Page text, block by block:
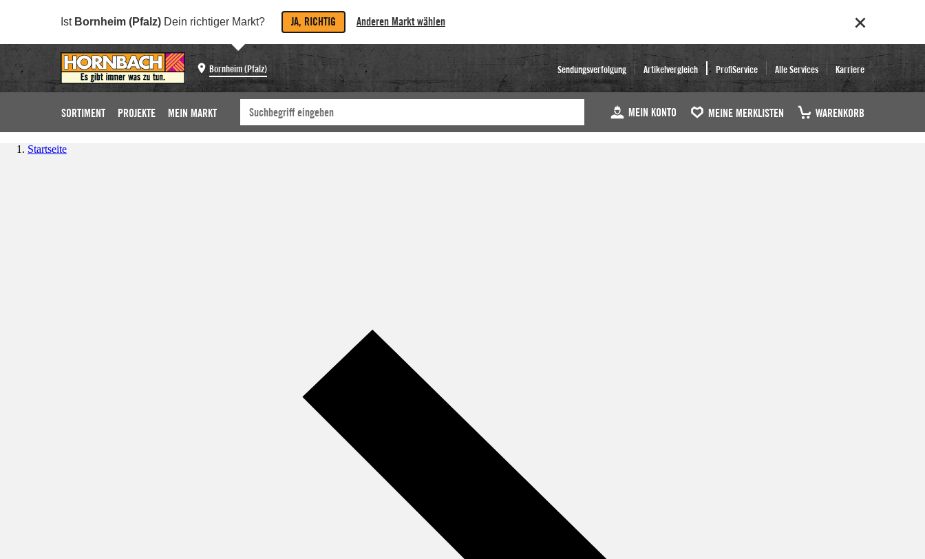
Ist Bornheim (Pfalz) Dein richtiger Markt? JA, RICHTIG Anderen Markt wählen
Bornheim (Pfalz) Sendungsverfolgung Artikelvergleich ProfiService Alle Services Karriere
SORTIMENT PROJEKTE MEIN MARKT MEIN KONTO MEINE MERKLISTEN WARENKORB
Startseite